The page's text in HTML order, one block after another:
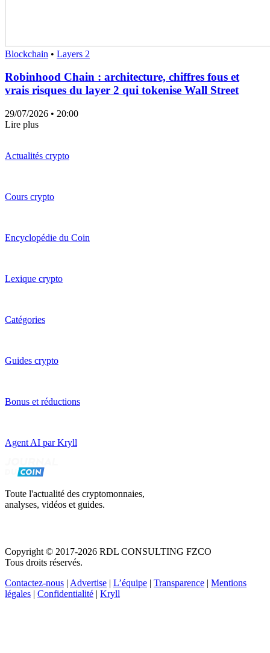
Blockchain • Layers 2
Robinhood Chain : architecture, chiffres fous et
vrais risques du layer 2 qui tokenise Wall Street
29/07/2026 • 20:00
Lire plus
Actualités crypto
Cours crypto
Encyclopédie du Coin
Lexique crypto
Catégories
Guides crypto
Bonus et réductions
Agent AI par Kryll
Toute l'actualité des cryptomonnaies,
analyses, vidéos et guides.
Copyright © 2017-2026 RDL CONSULTING FZCO
Tous droits réservés.
Contactez-nous | Advertise | L’équipe | Transparence | Mentions
légales | Confidentialité | Kryll